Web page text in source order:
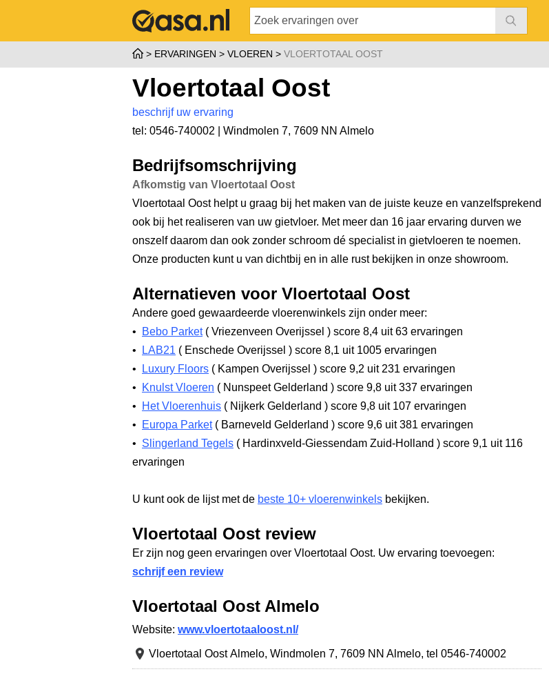
ERVARINGEN VLOEREN VLOERTOTAAL OOST
Vloertotaal Oost
beschrijf uw ervaring
tel: 0546-740002 | Windmolen 7, 7609 NN Almelo
Bedrijfsomschrijving
Afkomstig van Vloertotaal Oost
Vloertotaal Oost helpt u graag bij het maken van de juiste keuze en vanzelfsprekend
ook bij het realiseren van uw gietvloer. Met meer dan 16 jaar ervaring durven we
onszelf daarom dan ook zonder schroom dé specialist in gietvloeren te noemen.
Onze producten kunt u van dichtbij en in alle rust bekijken in onze showroom.
Alternatieven voor Vloertotaal Oost
Andere goed gewaardeerde vloerenwinkels zijn onder meer:
•
Bebo Parket ( Vriezenveen Overijssel ) score 8,4 uit 63 ervaringen
•
LAB21 ( Enschede Overijssel ) score 8,1 uit 1005 ervaringen
•
Luxury Floors ( Kampen Overijssel ) score 9,2 uit 231 ervaringen
•
Knulst Vloeren ( Nunspeet Gelderland ) score 9,8 uit 337 ervaringen
•
Het Vloerenhuis ( Nijkerk Gelderland ) score 9,8 uit 107 ervaringen
•
Europa Parket ( Barneveld Gelderland ) score 9,6 uit 381 ervaringen
• Slingerland Tegels ( Hardinxveld-Giessendam Zuid-Holland ) score 9,1 uit 116
ervaringen
U kunt ook de lijst met de beste 10+ vloerenwinkels bekijken.
Vloertotaal Oost review
Er zijn nog geen ervaringen over Vloertotaal Oost. Uw ervaring toevoegen:
schrijf een review
Vloertotaal Oost Almelo
Website: www.vloertotaaloost.nl/
Vloertotaal Oost Almelo, Windmolen 7, 7609 NN Almelo, tel 0546-740002